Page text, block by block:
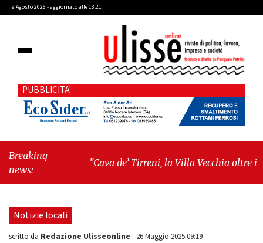
9 Agosto 2026 - aggiornato alle 13:21
PUBBLICITA'
Breaking
news:
"Cava de’ Tirreni, la Villa Vecchia oltre i
seduta consiliare: “Serve chiarezza!”"
Notizie locali
scritto da Redazione Ulisseonline - 26 Maggio 2025 09:19